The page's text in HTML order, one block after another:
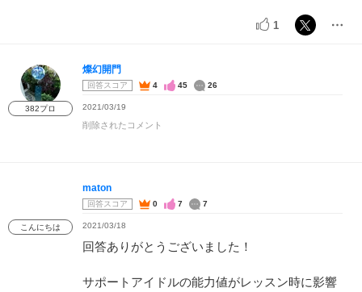
1
382プロ
燦幻開門
回答スコア 4 45 26
2021/03/19
削除されたコメント
こんにちは
maton
回答スコア 0 7 7
2021/03/18
回答ありがとうございました！
サポートアイドルの能力値がレッスン時に影響